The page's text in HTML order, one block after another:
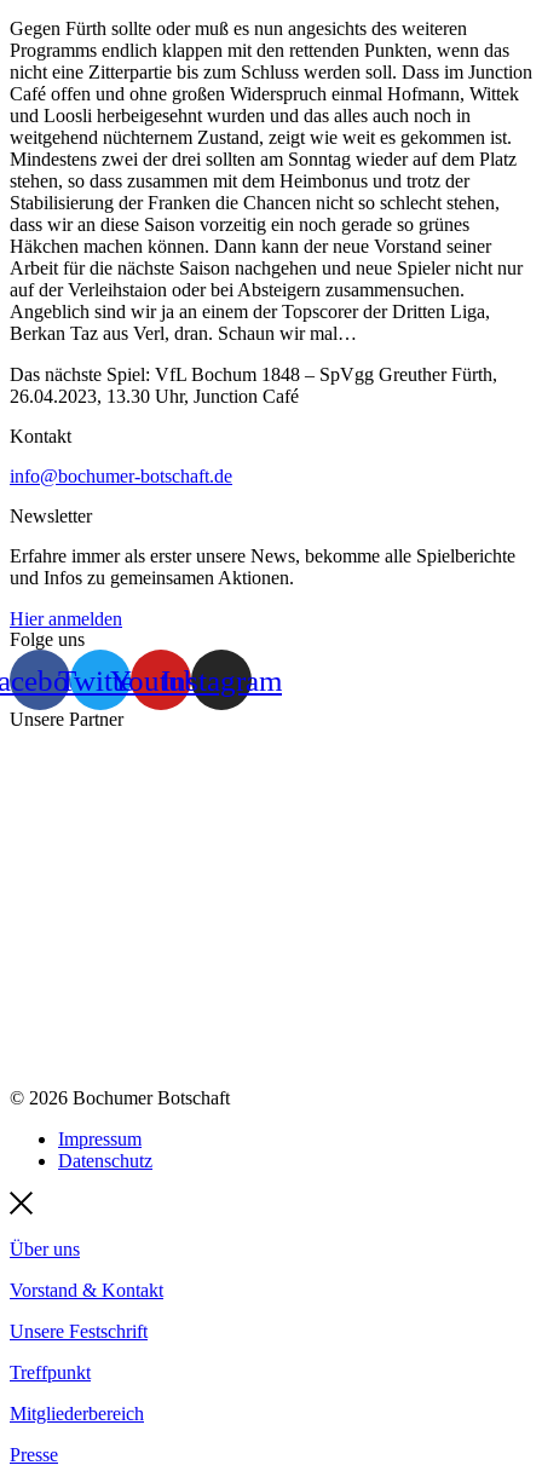
Gegen Fürth sollte oder muß es nun angesichts des weiteren
Programms endlich klappen mit den rettenden Punkten, wenn das
nicht eine Zitterpartie bis zum Schluss werden soll. Dass im Junction
Café offen und ohne großen Widerspruch einmal Hofmann, Wittek
und Loosli herbeigesehnt wurden und das alles auch noch in
weitgehend nüchternem Zustand, zeigt wie weit es gekommen ist.
Mindestens zwei der drei sollten am Sonntag wieder auf dem Platz
stehen, so dass zusammen mit dem Heimbonus und trotz der
Stabilisierung der Franken die Chancen nicht so schlecht stehen,
dass wir an diese Saison vorzeitig ein noch gerade so grünes
Häkchen machen können. Dann kann der neue Vorstand seiner
Arbeit für die nächste Saison nachgehen und neue Spieler nicht nur
auf der Verleihstaion oder bei Absteigern zusammensuchen.
Angeblich sind wir ja an einem der Topscorer der Dritten Liga,
Berkan Taz aus Verl, dran. Schaun wir mal…
Das nächste Spiel: VfL Bochum 1848 – SpVgg Greuther Fürth,
26.04.2023, 13.30 Uhr, Junction Café
Kontakt
info@bochumer-botschaft.de
Newsletter
Erfahre immer als erster unsere News, bekomme alle Spielberichte
und Infos zu gemeinsamen Aktionen.
Hier anmelden
Folge uns
TwitterYoutubeInstagram
Unsere Partner
© 2026 Bochumer Botschaft
Impressum
Datenschutz
Über uns
Vorstand & Kontakt
Unsere Festschrift
Treffpunkt
Mitgliederbereich
Presse